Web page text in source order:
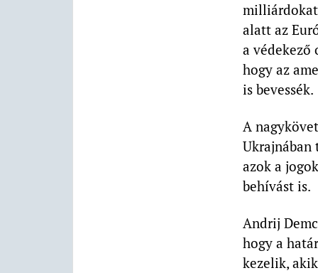
milliárdokat
alatt az
a védekező
hogy az
is bevessék.
A
azok a
behívást is.
Andrij
hogy a
kezelik,